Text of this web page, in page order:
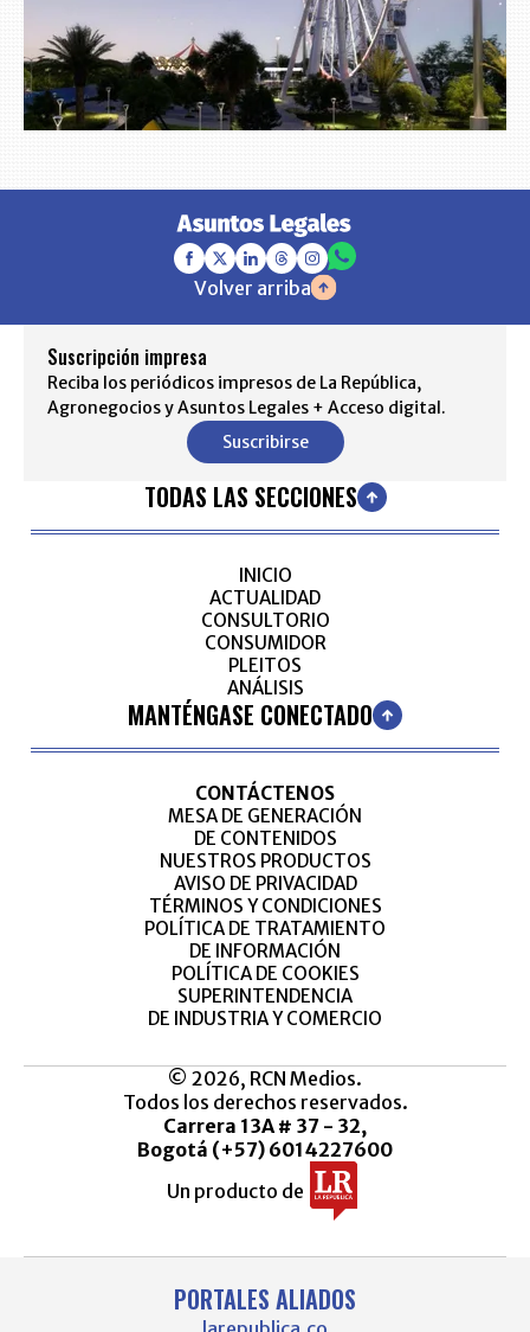
Volver arriba
Suscripción impresa
Reciba los periódicos impresos de La República,
Agronegocios y Asuntos Legales + Acceso digital.
Suscribirse
TODAS LAS SECCIONES
INICIO
ACTUALIDAD
CONSULTORIO
CONSUMIDOR
PLEITOS
ANÁLISIS
MANTÉNGASE CONECTADO
CONTÁCTENOS
MESA DE GENERACIÓN
DE CONTENIDOS
NUESTROS PRODUCTOS
AVISO DE PRIVACIDAD
TÉRMINOS Y CONDICIONES
POLÍTICA DE TRATAMIENTO
DE INFORMACIÓN
POLÍTICA DE COOKIES
SUPERINTENDENCIA
DE INDUSTRIA Y COMERCIO
© 2026, RCN Medios.
Todos los derechos reservados.
Carrera 13A # 37 - 32,
Bogotá (+57) 6014227600
Un producto de
PORTALES ALIADOS